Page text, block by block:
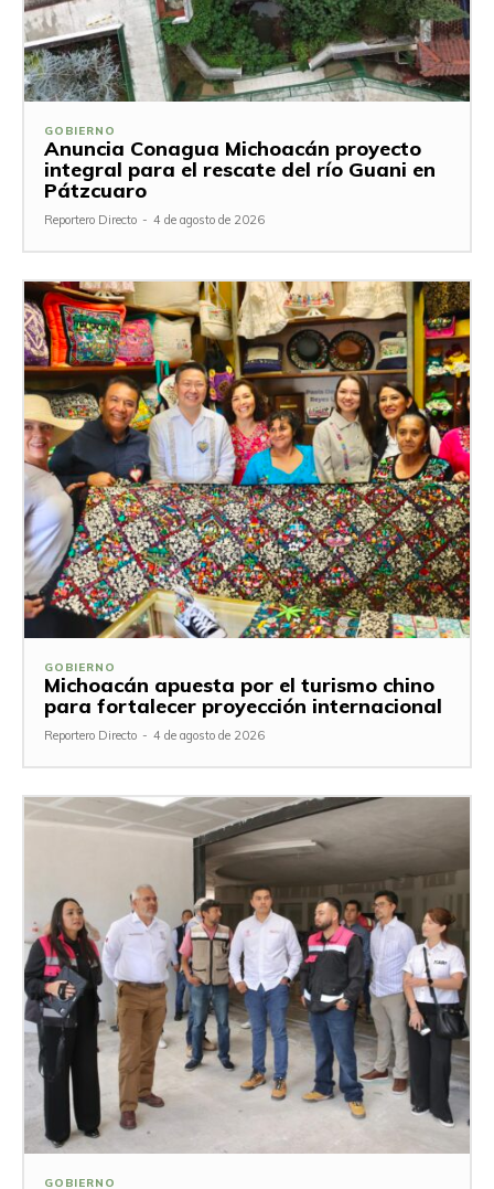
GOBIERNO
Anuncia Conagua Michoacán proyecto
integral para el rescate del río Guani en
Pátzcuaro
Reportero Directo - 4 de agosto de 2026
GOBIERNO
Michoacán apuesta por el turismo chino
para fortalecer proyección internacional
Reportero Directo - 4 de agosto de 2026
GOBIERNO